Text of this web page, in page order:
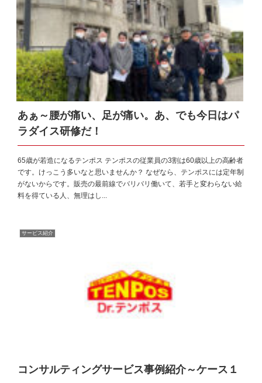
あぁ～腰が痛い、足が痛い。あ、でも今日はパ
ラダイス研修だ！
65歳が若造になるテンポス テンポスの従業員の3割は60歳以上の高齢者
です。けっこう多いなと思いませんか？ なぜなら、テンポスには定年制
がないからです。販売の最前線でバリバリ働いて、若手と変わらない給
料を得ている人、無理はし...
サービス紹介
コンサルティングサービス事例紹介～ケース１